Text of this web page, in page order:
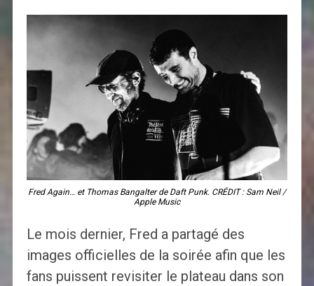
Fred Again… et Thomas Bangalter de Daft Punk. CRÉDIT : Sam Neil /
Apple Music
Le mois dernier, Fred a partagé des
images officielles de la soirée afin que les
fans puissent revisiter le plateau dans son